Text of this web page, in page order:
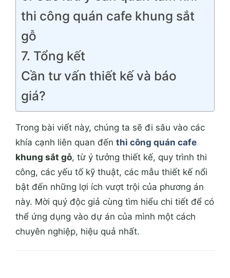
thi công quán cafe khung sắt
gỗ
7. Tổng kết
Cần tư vấn thiết kế và báo
giá?
Trong bài viết này, chúng ta sẽ đi sâu vào các
khía cạnh liên quan đến thi công quán cafe
khung sắt gỗ, từ ý tưởng thiết kế, quy trình thi
công, các yếu tố kỹ thuật, các mẫu thiết kế nổi
bật đến những lợi ích vượt trội của phương án
này. Mời quý độc giả cùng tìm hiểu chi tiết để có
thể ứng dụng vào dự án của mình một cách
chuyên nghiệp, hiệu quả nhất.